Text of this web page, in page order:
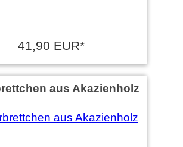
41,90 EUR*
aus Akazienholz